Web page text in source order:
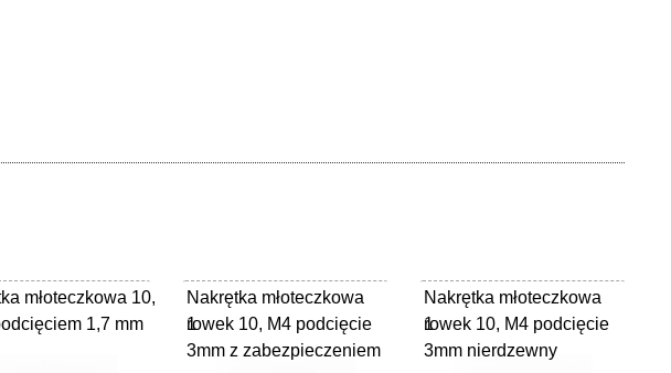
młoteczkowa 10,
1,7 mm
Nakrętka młoteczkowa
rowek 10, M4 podcięcie
3mm z zabezpieczeniem
1
Nakrętka młoteczkowa
rowek 10, M4 podcięcie
3mm nierdzewny
1